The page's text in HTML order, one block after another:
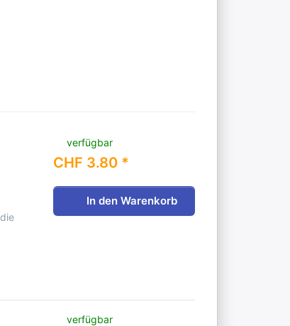
verfügbar
CHF 3.80 *
In den Warenkorb
verfügbar